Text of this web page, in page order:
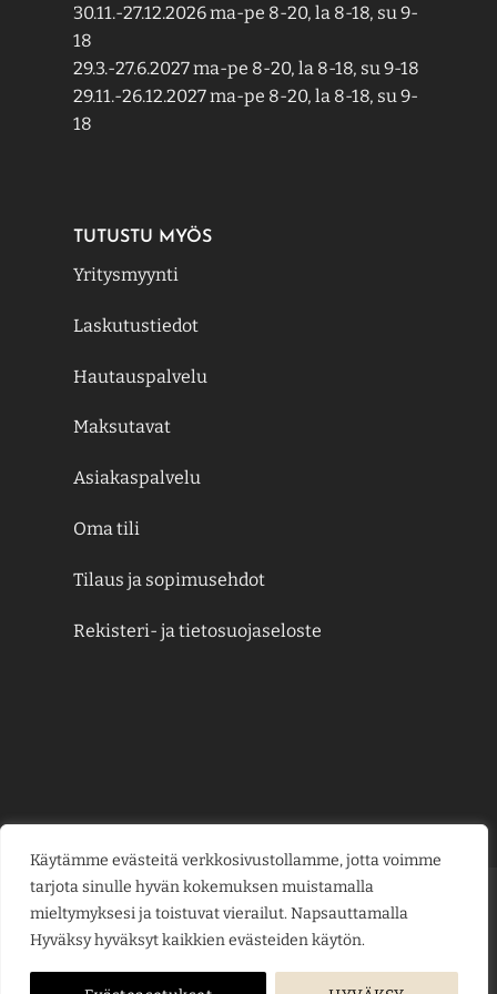
Käytämme evästeitä verkkosivustollamme, jotta voimme
tarjota sinulle hyvän kokemuksen muistamalla
mieltymyksesi ja toistuvat vierailut. Napsauttamalla
Hyväksy hyväksyt kaikkien evästeiden käytön.
30.11.-27.12.2026 ma-pe 8-20, la 8-18, su 9-
18
29.3.-27.6.2027 ma-pe 8-20, la 8-18, su 9-18
29.11.-26.12.2027 ma-pe 8-20, la 8-18, su 9-
18
TUTUSTU MYÖS
Yritysmyynti
Laskutustiedot
Hautauspalvelu
Maksutavat
Asiakaspalvelu
Oma tili
Tilaus ja sopimusehdot
Rekisteri- ja tietosuojaseloste
Credit
Card
MasterCard
Visa
Visa
KESÄJUHLAT
LAHJAKORTIT